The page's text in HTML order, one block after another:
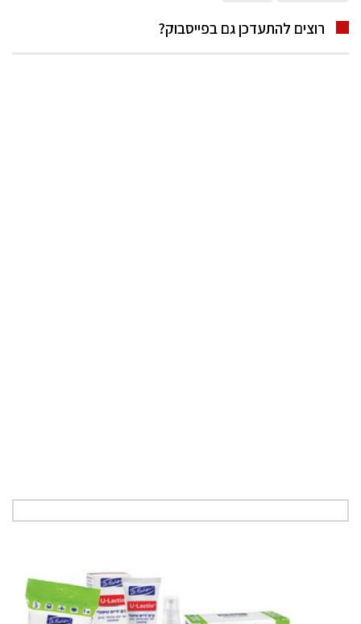
רוצים להתעדכן גם בפייסבוק?